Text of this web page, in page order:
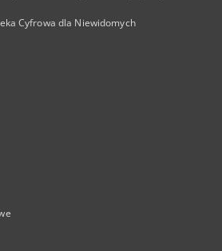
Cyfrowa dla Niewidomych